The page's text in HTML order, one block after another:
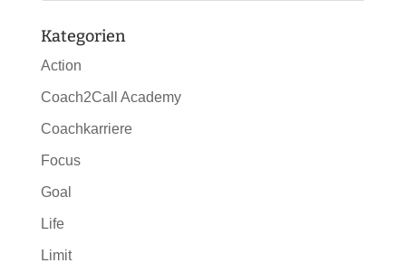
Kategorien
Action
Coach2Call Academy
Coachkarriere
Focus
Goal
Life
Limit